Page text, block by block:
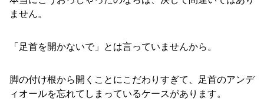
ません。
「足首を開かないで」とは言っていませんから。
脚の付け根から開くことにこだわりすぎて、足首のアンデ
ィオールを忘れてしまっているケースがあります。